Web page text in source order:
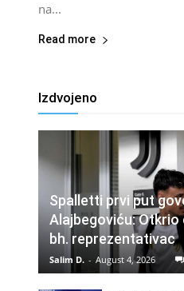
na...
Read more
Izdvojeno
Spalletti prvi put
Alajbegoviću: Otkrio
bh. reprezentativac
Salim D. - August 4, 2026